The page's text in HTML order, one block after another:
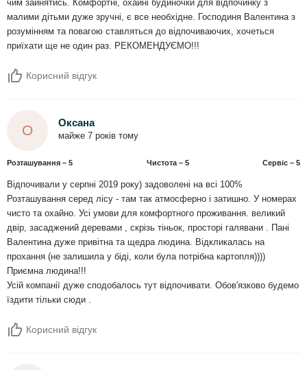
чим зайнятись. Комфортні, охайні будиночки для відпочинку з
малими дітьми дуже зручні, є все необхідне. Господиня Валентина з
розумінням та повагою ставляться до відпочиваючих, хочеться
приїхати ще не один раз. РЕКОМЕНДУЄМО!!!
Корисний відгук
О Оксана
майже 7 років тому
Розташування – 5 Чистота – 5 Сервіс – 5
Відпочивали у серпні 2019 року) задоволені на всі 100%
Розташування серед лісу - там так атмосферно і затишно. У номерах
чисто та охайно. Усі умови для комфортного проживання. великий
двір, засаджений деревами , скрізь тіньок, просторі галявани . Пані
Валентина дуже привітна та щедра людина. Відкликалась на
прохання (не залишила у біді, коли була потрібна картопля))))
Приємна людина!!!
Усій компанії дуже сподобалось тут відпочивати. Обов'язково будемо
їздити тільки сюди .
Корисний відгук